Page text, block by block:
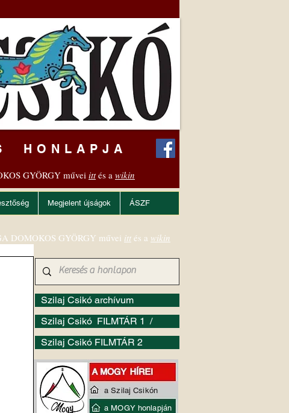
HONLAPJA
GYÖRGY művei ittés a wikin
Megjelent újságok ÁSZF
Szilaj Csikó archívum
Szilaj Csikó FILMTÁR 1 /
Szilaj Csikó FILMTÁR 2
DOMOKOS GYÖRGY művei itt és a wikin
a Szilaj Csikón
a MOGY honlapján